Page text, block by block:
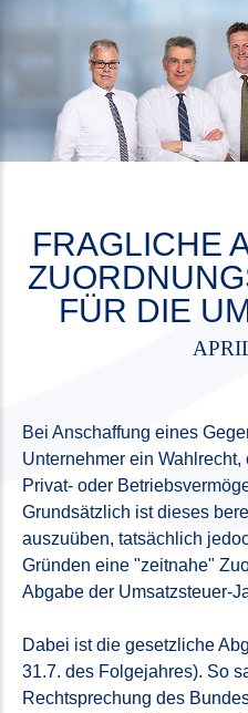
FRAGLICHE
FÜR DIE
Bei Anschaffung eines
Unternehmer ein
Privat- oder
Grundsätzlich ist dieses
auszuüben, tatsächlich
Gründen eine "zeitnahe"
Abgabe der Umsatzsteuer-
Dabei ist die gesetzliche
31.7. des Folgejahres). So
Rechtsprechung des